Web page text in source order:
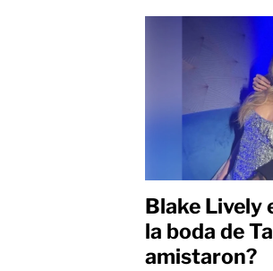
Blake Lively
la boda de
amistaron?